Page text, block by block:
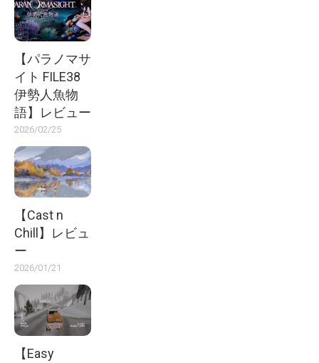
【パラノマサ
イト FILE38
伊勢人魚物
語】レビュー
2026/02/25
【Cast n
Chill】レビュ
ー
2026/01/21
【Easy